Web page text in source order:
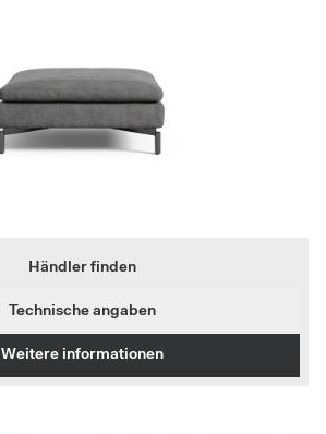
Händler finden
Technische angaben
Weitere informationen